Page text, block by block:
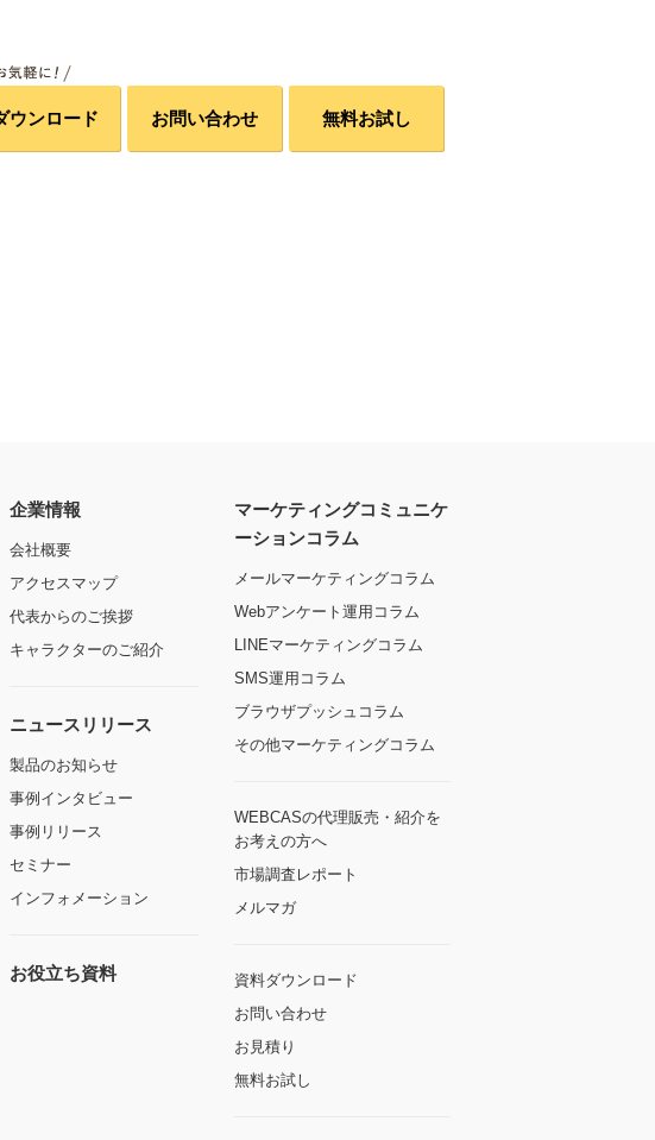
ウンロード お問い合わせ 無料お試し
企業情報
会社概要
アクセスマップ
代表からのご挨拶
キャラクターのご紹介
ニュースリリース
製品のお知らせ
事例インタビュー
事例リリース
セミナー
インフォメーション
お役立ち資料
マーケティングコミュニケ
ーションコラム
メールマーケティングコラム
Webアンケート運用コラム
LINEマーケティングコラム
SMS運用コラム
ブラウザプッシュコラム
その他マーケティングコラム
WEBCASの代理販売・紹介を
お考えの方へ
市場調査レポート
メルマガ
資料ダウンロード
お問い合わせ
お見積り
無料お試し